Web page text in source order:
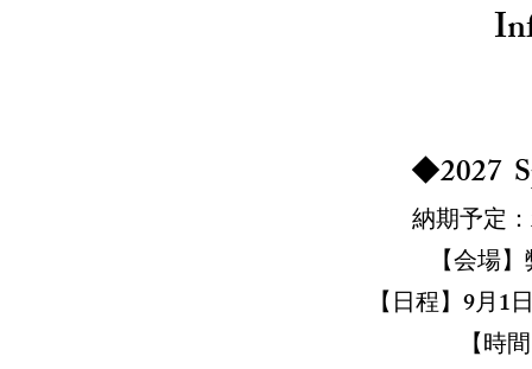
◆2027
納期予定
【会場
【日程】9月1
【時